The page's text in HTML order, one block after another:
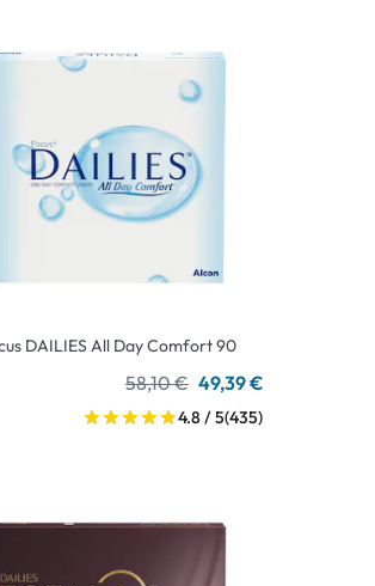
DAILIES All Day Comfort 90
58,10 € 49,39 €
4.8 / 5(435)